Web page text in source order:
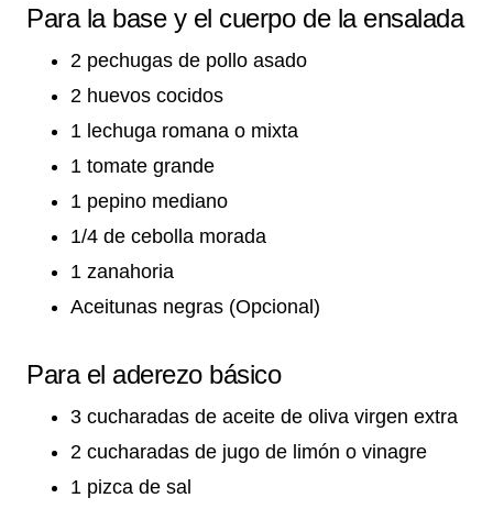
Para la base y el cuerpo de la ensalada
2 pechugas de pollo asado
2 huevos cocidos
1 lechuga romana o mixta
1 tomate grande
1 pepino mediano
1/4 de cebolla morada
1 zanahoria
Aceitunas negras (Opcional)
Para el aderezo básico
3 cucharadas de aceite de oliva virgen extra
2 cucharadas de jugo de limón o vinagre
1 pizca de sal